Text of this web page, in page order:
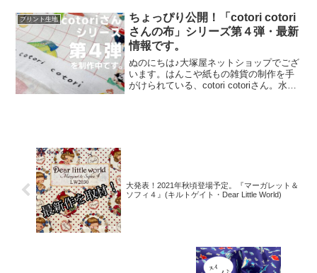
集ページよりご覧いただけます。＼
mingswi
プリント生地
ちょっぴり公開！「cotori cotori
さんの布」シリーズ第４弾・最新
情報です。
ぬのにちは♪大塚屋ネットショップでござ
います。はんこや紙もの雑貨の制作を手
がけられている、cotori cotoriさん。水彩
大発表！2021年秋頃登場予定。『マーガレット＆
ソフィ４』(キルトゲイト・Dear Little World)